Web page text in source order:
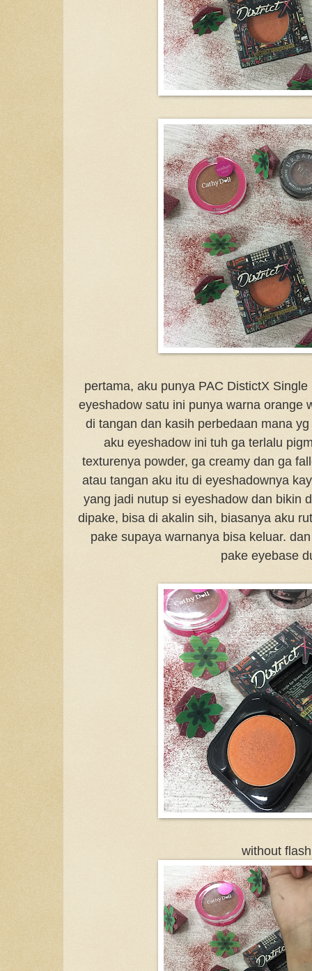
pertama, aku punya PAC DistictX
eyeshadow satu ini punya warna orange
di tangan dan kasih perbedaan mana
aku eyeshadow ini tuh ga terlalu
texturenya powder, ga creamy dan ga
atau tangan aku itu di eyeshadownya
yang jadi nutup si eyeshadow dan bikin
dipake, bisa di akalin sih, biasanya aku
pake supaya warnanya bisa keluar.
pake eyebase
without flash